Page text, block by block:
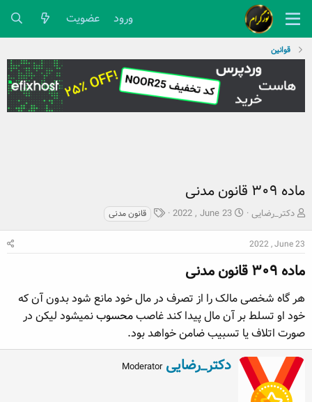
ورود عضویت
قوانین
ماده ۳۰۹ قانون مدنی
ش
و
ک
ن
ه
م
و
ض
و
ع
دکتر_رضایی
ت
خ
ش
ر
و
ع
2022 , June 23
ب
ا
قانون مدنی
2022 , June 23
ماده ۳۰۹ قانون مدنی​
هر گاه شخصی مالک را از تصرف در مال خود مانع شود بدون آن که
خود او تسلط بر آن مال پیدا کند غاصبمحسوبنمیشود لیکن ‌در
صورت اتلاف یا تسبیب ضامن خواهد بود.
W
دکتر_رضایی Moderator